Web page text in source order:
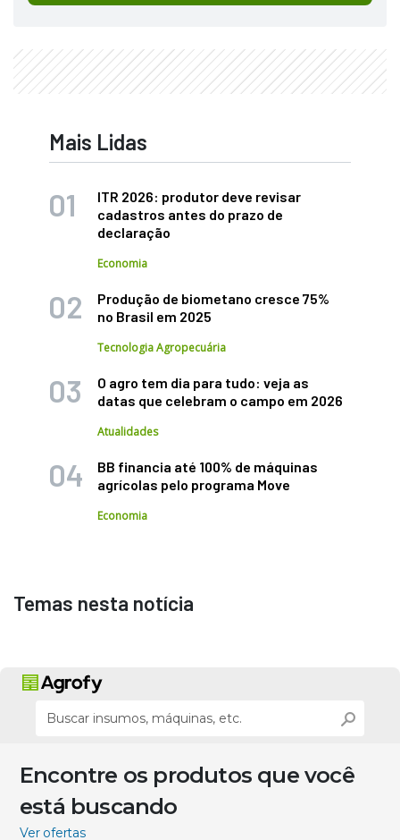
Mais Lidas
ITR 2026: produtor deve revisar
cadastros antes do prazo de
declaração
Economia
Produção de biometano cresce 75%
no Brasil em 2025
Tecnologia Agropecuária
O agro tem dia para tudo: veja as
datas que celebram o campo em 2026
Atualidades
BB financia até 100% de máquinas
agrícolas pelo programa Move
Economia
Temas nesta notícia
Encontre os produtos que você
está buscando
Ver ofertas